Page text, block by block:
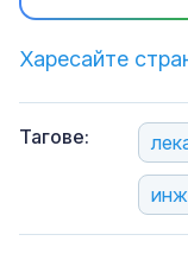
Харесайте
Тагове: